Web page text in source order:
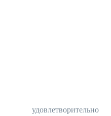
удовлетворительно